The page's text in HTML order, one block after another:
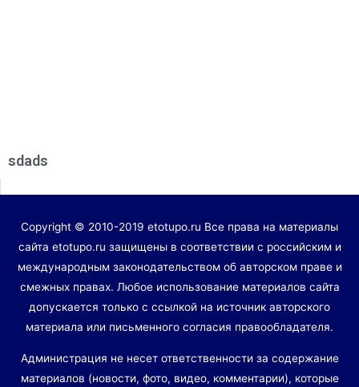
sdads
Copyright © 2010-2019 etotupo.ru Все права на материалы
сайта etotupo.ru защищены в соответствии с российским и
международным законодательством об авторском праве и
смежных правах. Любое использование материалов сайта
допускается только с ссылкой на источник авторского
материала или письменного согласия правообладателя.
Администрация не несет ответственности за содержание
материалов (новости, фото, видео, комментарии), которые